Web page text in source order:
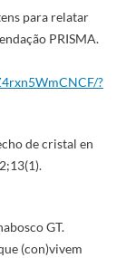
para relatar
PRISMA.
?
de cristal en
GT.
(con)vivem